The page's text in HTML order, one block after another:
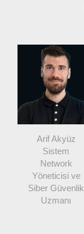
Arif Akyüz
Sistem
Network
Yöneticisi ve
Siber Güvenlik
Uzmanı